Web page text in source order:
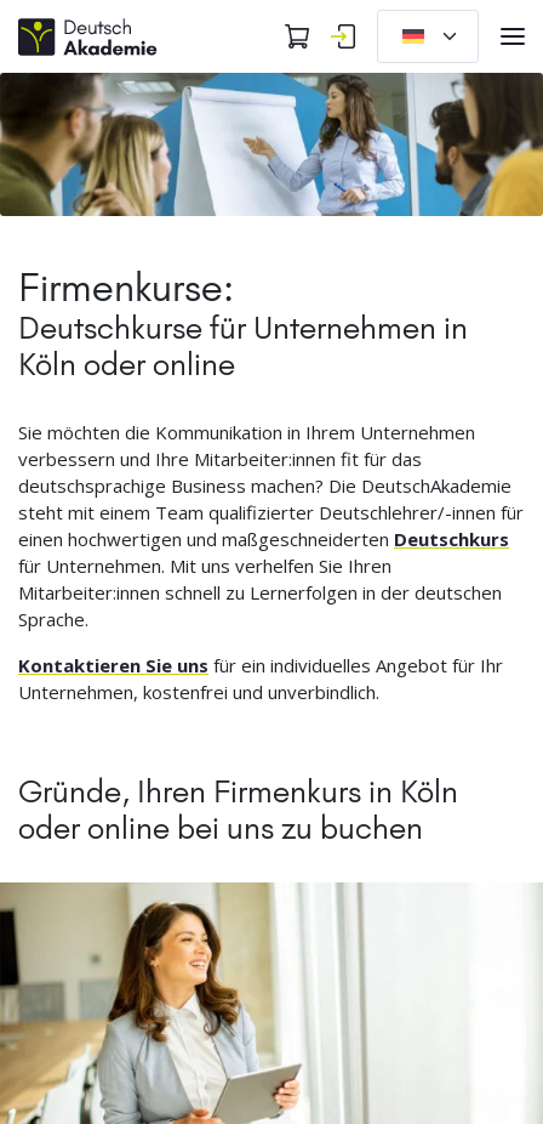
Firmenkurse:
Deutschkurse für Unternehmen in
Köln oder online
Sie möchten die Kommunikation in Ihrem Unternehmen
verbessern und Ihre Mitarbeiter:innen fit für das
deutschsprachige Business machen? Die DeutschAkademie
steht mit einem Team qualifizierter Deutschlehrer/-innen für
einen hochwertigen und maßgeschneiderten Deutschkurs
für Unternehmen. Mit uns verhelfen Sie Ihren
Mitarbeiter:innen schnell zu Lernerfolgen in der deutschen
Sprache.
Kontaktieren Sie uns für ein individuelles Angebot für Ihr
Unternehmen, kostenfrei und unverbindlich.
Gründe, Ihren Firmenkurs in Köln
oder online bei uns zu buchen